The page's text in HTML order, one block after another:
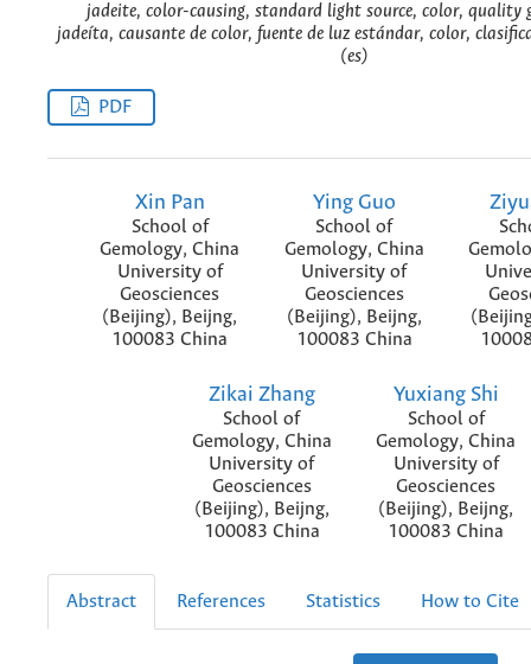
jadeite, color-causing, standard light source, color, quality
jadeíta, causante de color, fuente de luz estándar, color,
(es)
PDF
Xin Pan
School of
Gemology, China
University of
Geosciences
(Beijing), Beijng,
100083 China
Ying Guo
School of
Gemology, China
University of
Geosciences
(Beijing), Beijng,
100083 China
Zikai Zhang
School of
Gemology, China
University of
Geosciences
(Beijing), Beijng,
100083 China
Yuxiang Shi
School of
Gemology, China
University of
Geosciences
(Beijing), Beijng,
100083 China
Abstract References Statistics How to Cite